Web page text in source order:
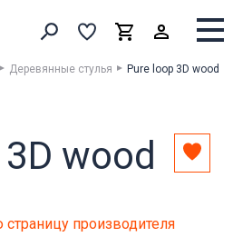
Искать товары
ВыборкаКорзинаВыборка
Деревянные стулья Pure loop 3D wood
wood
производителя